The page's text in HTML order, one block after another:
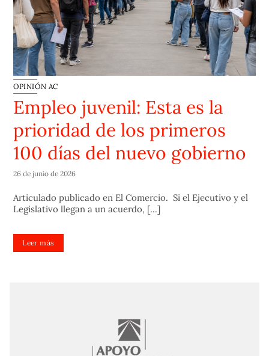
OPINIÓN AC
Empleo juvenil: Esta es la
prioridad de los primeros
100 días del nuevo gobierno
26 de junio de 2026
Articulado publicado en El Comercio. Si el Ejecutivo y el
Legislativo llegan a un acuerdo, [...]
Leer más